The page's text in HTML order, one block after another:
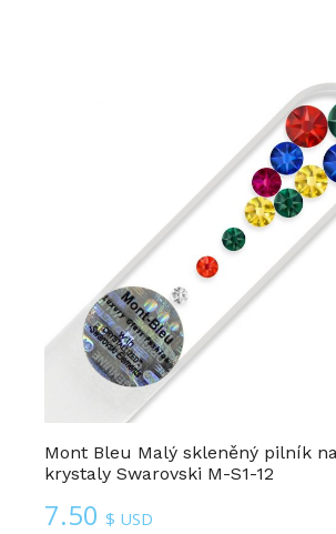
Mont Bleu Malý skleněný pilník
krystaly Swarovski M-S1-12
7.50$ USD